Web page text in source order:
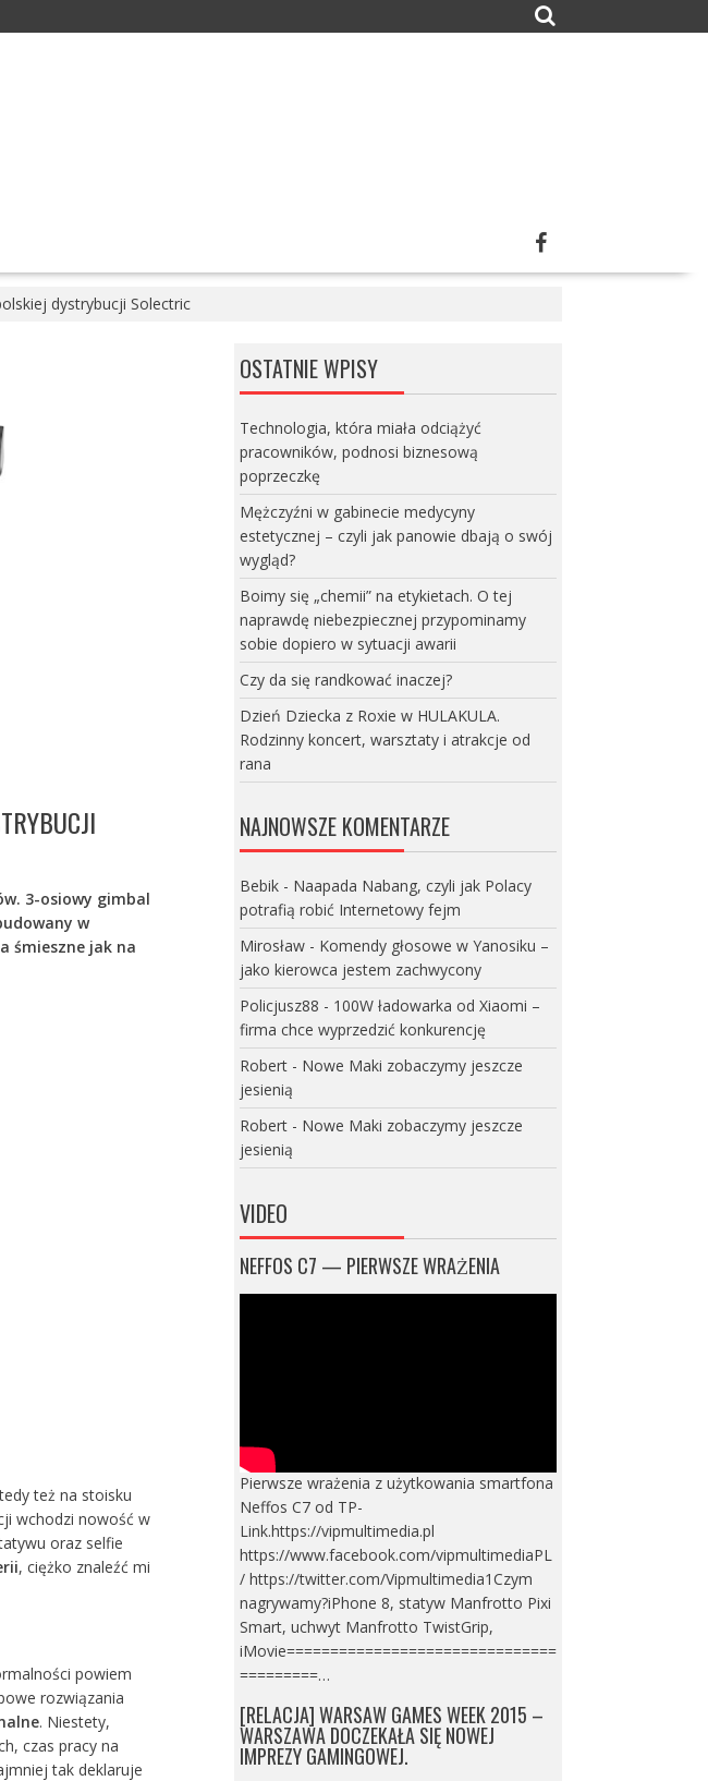
dystrybucji Solectric
3-osiowy gimbal
w
śmieszne jak na
też na stoisku
wchodzi nowość w
oraz selfie
, ciężko znaleźć mi
powiem
rozwiązania
. Niestety,
czas pracy na
tak deklaruje
OSTATNIE WPISY
Technologia, która miała odciążyć
pracowników, podnosi biznesową
poprzeczkę
Mężczyźni w gabinecie medycyny
estetycznej – czyli jak panowie dbają o swój
wygląd?
Boimy się „chemii” na etykietach. O tej
naprawdę niebezpiecznej przypominamy
sobie dopiero w sytuacji awarii
Czy da się randkować inaczej?
Dzień Dziecka z Roxie w HULAKULA.
Rodzinny koncert, warsztaty i atrakcje od
rana
NAJNOWSZE KOMENTARZE
Bebik- Naapada Nabang, czyli jak Polacy
potrafią robić Internetowy fejm
Mirosław- Komendy głosowe w Yanosiku –
jako kierowca jestem zachwycony
Policjusz88 - 100W ładowarka od Xiaomi –
firma chce wyprzedzić konkurencję
Robert- Nowe Maki zobaczymy jeszcze
jesienią
Robert- Nowe Maki zobaczymy jeszcze
jesienią
VIDEO
NEFFOS C7 — PIERWSZE WRAŻENIA
Pierwsze wrażenia z użytkowania smartfona
Neffos C7 od TP-
Link.https://vipmultimedia.pl
https://www.facebook.com/vipmultimediaPL
/ https://twitter.com/Vipmultimedia1Czym
nagrywamy?iPhone 8, statyw Manfrotto Pixi
Smart, uchwyt Manfrotto TwistGrip,
iMovie===============================
=========…
[RELACJA] WARSAW GAMES WEEK 2015 –
WARSZAWA DOCZEKAŁA SIĘ NOWEJ
IMPREZY GAMINGOWEJ.